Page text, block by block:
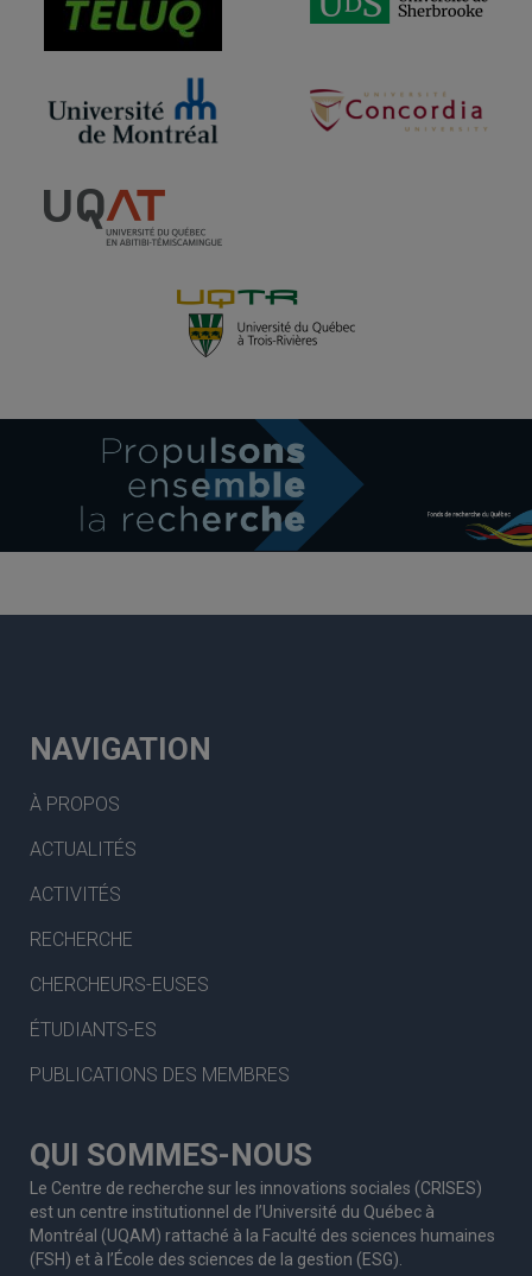
NAVIGATION
À PROPOS
ACTUALITÉS
ACTIVITÉS
RECHERCHE
CHERCHEURS-EUSES
ÉTUDIANTS-ES
PUBLICATIONS DES MEMBRES
QUI SOMMES-NOUS
Le Centre de recherche sur les innovations sociales (CRISES)
est un centre institutionnel de l’Université du Québec à
Montréal (UQAM) rattaché à la Faculté des sciences humaines
(FSH) et à l’École des sciences de la gestion (ESG).